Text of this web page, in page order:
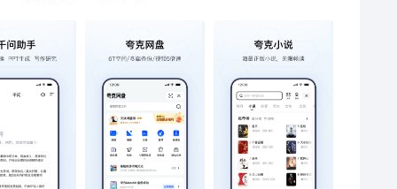
，支持全体裁、多场景写作。多种文风，用语得体。
晰：回复结构化呈现，含图表与分点描述，复杂信息
然。多模理解：文字、语音、拍照都能对话，还可以
档、提炼要点、转换格式。【AI搜索】高效检索： 查
看资讯、找答案，夸克帮你快速找到最合适的结果。
解： 搜索更懂你，自动理解意图，答案更贴近问题。
： 即时生成摘要，汇总重点信息，让复杂问题一眼看